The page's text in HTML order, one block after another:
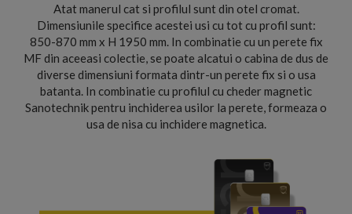
Atat manerul cat si profilul sunt din otel cromat.
Dimensiunile specifice acestei usi cu tot cu profil sunt:
850-870 mm x H 1950 mm. In combinatie cu un perete fix
MF din aceeasi colectie, se poate alcatui o cabina de dus de
diverse dimensiuni formata dintr-un perete fix si o usa
batanta. In combinatie cu profilul cu cheder magnetic
Sanotechnik pentru inchiderea usilor la perete, formeaza o
usa de nisa cu inchidere magnetica.